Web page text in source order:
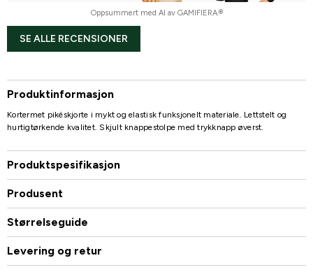
Oppsummert med AI av GAMIFIERA.®
SE ALLE RECENSIONER
Produktinformasjon
Kortermet pikéskjorte i mykt og elastisk funksjonelt materiale. Lettstelt og
hurtigtørkende kvalitet. Skjult knappestolpe med trykknapp øverst.
Produktspesifikasjon
Produsent
Størrelseguide
Levering og retur